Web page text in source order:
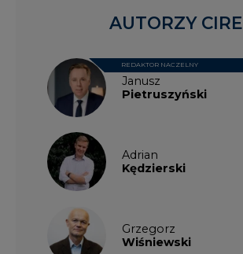
Janusz
Pietruszyński
REDAKTOR NACZELNY
Adrian
Kędzierski
Grzegorz
Wiśniewski
AUTORZY CIRE